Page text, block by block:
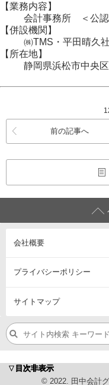
▼目次非表示
© 2022. 田中会計
【業務内容】
会計事務所 ＜公認
【併設機関】
㈱TMS・平田晴久
【所在地】
静岡県浜松市中央区
前の記事へ
会社概要
プライバシーポリシー
サイトマップ
浜松市の税理士・公認
営業エリア：浜松市中央